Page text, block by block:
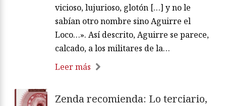
vicioso, lujurioso, glotón […] y no le
sabían otro nombre sino Aguirre el
Loco…». Así descrito, Aguirre se parece,
calcado, a los militares de la…
Leer más
Zenda recomienda: Lo terciario,